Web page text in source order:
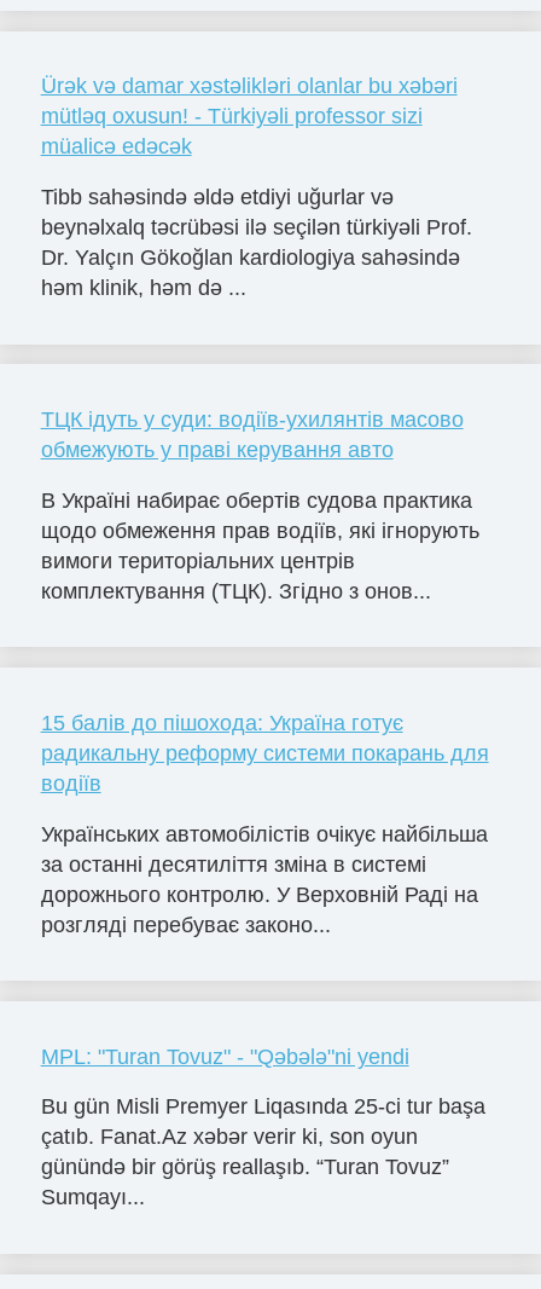
Ürək və damar xəstəlikləri olanlar bu xəbəri
mütləq oxusun! - Türkiyəli professor sizi
müalicə edəcək
Tibb sahəsində əldə etdiyi uğurlar və
beynəlxalq təcrübəsi ilə seçilən türkiyəli Prof.
Dr. Yalçın Gökoğlan kardiologiya sahəsində
həm klinik, həm də ...
ТЦК ідуть у суди: водіїв-ухилянтів масово
обмежують у праві керування авто
В Україні набирає обертів судова практика
щодо обмеження прав водіїв, які ігнорують
вимоги територіальних центрів
комплектування (ТЦК). Згідно з онов...
15 балів до пішохода: Україна готує
радикальну реформу системи покарань для
водіїв
Українських автомобілістів очікує найбільша
за останні десятиліття зміна в системі
дорожнього контролю. У Верховній Раді на
розгляді перебуває законо...
MPL: "Turan Tovuz" - "Qəbələ"ni yendi
Bu gün Misli Premyer Liqasında 25-ci tur başa
çatıb. Fanat.Az xəbər verir ki, son oyun
günündə bir görüş reallaşıb. “Turan Tovuz”
Sumqayı...